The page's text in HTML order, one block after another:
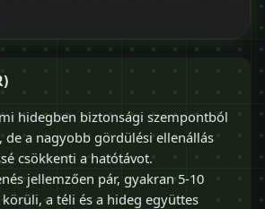
hidegben biztonsági szempontból
de a nagyobb gördülési ellenállás
csökkenti a hatótávot.
jellemzően pár, gyakran 5-10
körüli, a téli és a hideg együttes